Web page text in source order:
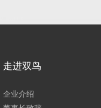
走进双鸟
企业介绍